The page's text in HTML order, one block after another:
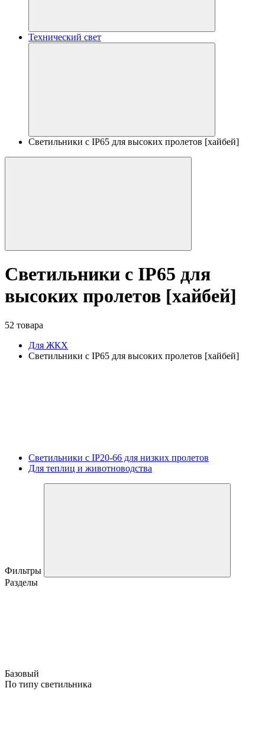
Технический свет
Светильники с IP65 для высоких пролетов [хайбей]
Светильники с IP65 для
высоких пролетов [хайбей]
52 товара
Для ЖКХ
Светильники с IP65 для высоких пролетов [хайбей]
Светильники с IP20-66 для низких пролетов
Для теплиц и животноводства
Фильтры
Разделы
Базовый
По типу светильника